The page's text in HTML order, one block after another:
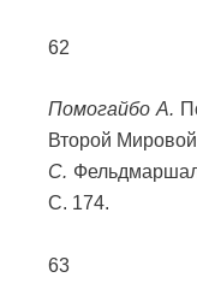
62
Помогайбо А.
Второй
C.
С. 174.
63